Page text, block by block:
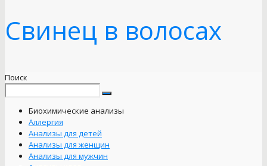
Свинец в волосах
Поиск
Биохимические анализы
Аллергия
Анализы для детей
Анализы для женщин
Анализы для мужчин